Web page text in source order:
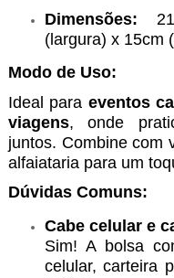
Dimensões:
(largura) x 15cm
Modo de Uso:
Ideal para eventos
viagens, onde
juntos. Combine com
alfaiataria para um
Dúvidas Comuns:
Cabe celular e
Sim! A bolsa
celular, carteira